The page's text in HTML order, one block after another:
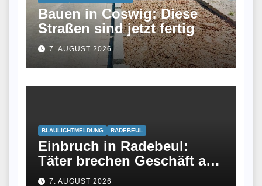
Bauen in Coswig: Diese
Straßen sind jetzt fertig
7. AUGUST 2026
BLAULICHTMELDUNG RADEBEUL
Einbruch in Radebeul:
Täter brechen Geschäft an
Meißner Straße auf
7. AUGUST 2026